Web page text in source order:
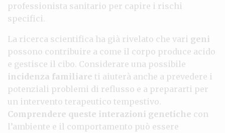
professionista sanitario per capire i rischi
specifici.
La ricerca scientifica ha già rivelato che vari geni
possono contribuire a come il corpo produce acido
e gestisce il cibo. Considerare una possibile
incidenza familiare ti aiuterà anche a prevedere i
potenziali problemi di reflusso e a prepararti per
un intervento terapeutico tempestivo.
Comprendere queste interazioni genetiche con
l’ambiente e il comportamento può essere